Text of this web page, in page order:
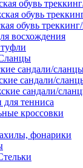
обувь
обувь
обувь
восхождения
сандали/
сандали/
сандали/
для тенниса
кроссовки
фонарики